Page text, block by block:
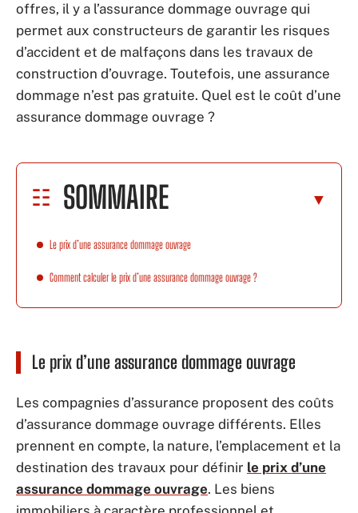
offres, il y a l’assurance dommage ouvrage qui
permet aux constructeurs de garantir les risques
d’accident et de malfaçons dans les travaux de
construction d’ouvrage. Toutefois, une assurance
dommage n’est pas gratuite. Quel est le coût d’une
assurance dommage ouvrage ?
SOMMAIRE
Le prix d’une assurance dommage ouvrage
Comment calculer le prix d’une assurance dommage ouvrage ?
Le prix d’une assurance dommage ouvrage
Les compagnies d’assurance proposent des coûts
d’assurance dommage ouvrage différents. Elles
prennent en compte, la nature, l’emplacement et la
destination des travaux pour définir le prix d’une
assurance dommage ouvrage. Les biens